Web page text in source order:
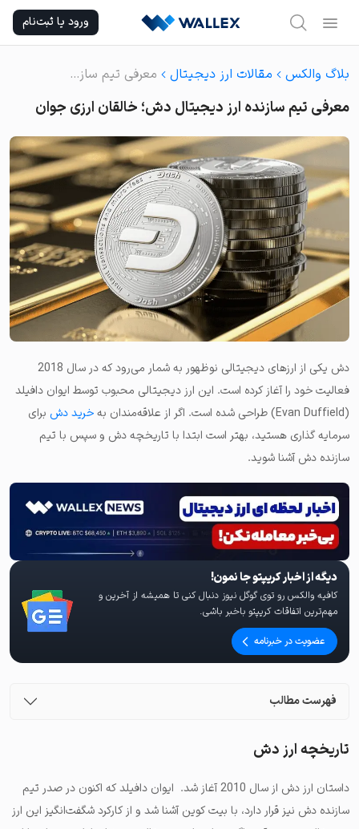
content
ورود یا ثبت‌نام
بلاگ والکس مقالات ارز دیجیتال معرفی تیم سازنده ارز دیجیتال دش؛ خالقان ارزی جوان
معرفی تیم سازنده ارز دیجیتال دش؛ خالقان ارزی جوان
دش یکی از ارز‌های دیجیتالی نوظهور به شمار می‌رود که در سال 2018
فعالیت خود را آغاز کرده است. این ارز دیجیتالی محبوب توسط ایوان دافیلد
(Evan Duffield) طراحی شده است. اگر از علاقه‌مندان به
خرید دش برای
سرمایه گذاری هستید، بهتر است ابتدا با تاریخچه دش و سپس با تیم
سازنده دش آشنا شوید.
دیگه از اخبار کریپتو جا نمون!
کافیه والکس رو توی گوگل نیوز دنبال کنی تا همیشه از آخرین و
مهم‌ترین اتفاقات کریپتو باخبر باشی.
عضویت در خبرنامه
فهرست مطالب
تاریخچه ارز دش
داستان ارز دش از سال 2010 آغاز شد. ایوان دافیلد که اکنون در صدر تیم
سازنده دش نیز قرار دارد، با بیت کوین آشنا شد و از کارکرد شگفت‌انگیز این ارز